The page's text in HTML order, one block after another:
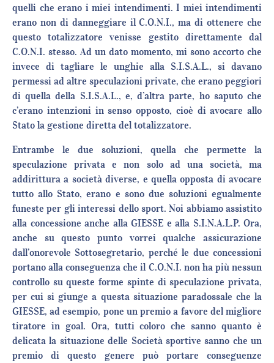
quelli che erano i miei intendimenti. I miei intendimenti
erano non di danneggiare il C.O.N.I., ma di ottenere che
questo totalizzatore venisse gestito direttamente dal
C.O.N.I. stesso. Ad un dato momento, mi sono accorto che
invece di tagliare le unghie alla S.I.S.A.L., si davano
permessi ad altre speculazioni private, che erano peggiori
di quella della S.I.S.A.L., e, d’altra parte, ho saputo che
c’erano intenzioni in senso opposto, cioè di avocare allo
Stato la gestione diretta del totalizzatore.
Entrambe le due soluzioni, quella che permette la
speculazione privata e non solo ad una società, ma
addirittura a società diverse, e quella opposta di avocare
tutto allo Stato, erano e sono due soluzioni egualmente
funeste per gli interessi dello sport. Noi abbiamo assistito
alla concessione anche alla GIESSE e alla S.I.N.A.L.P. Ora,
anche su questo punto vorrei qualche assicurazione
dall’onorevole Sottosegretario, perché le due concessioni
portano alla conseguenza che il C.O.N.I. non ha più nessun
controllo su queste forme spinte di speculazione privata,
per cui si giunge a questa situazione paradossale che la
GIESSE, ad esempio, pone un premio a favore del migliore
tiratore in goal. Ora, tutti coloro che sanno quanto è
delicata la situazione delle Società sportive sanno che un
premio di questo genere può portare conseguenze